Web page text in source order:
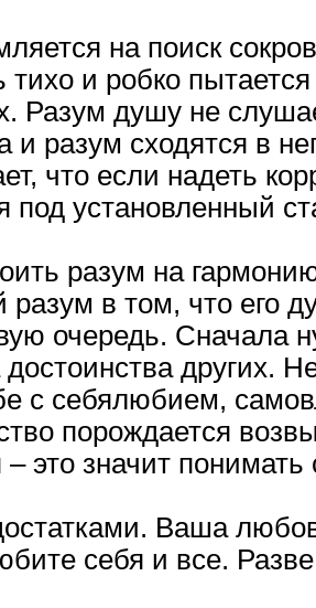
на поиск
и робко пытается
Разум душу не
и разум сходятся в
что если надеть
под установленный
разум на
разум в том, что его
очередь. Сначала
других.
с себялюбием,
порождается
это значит
Ваша
себя и все.